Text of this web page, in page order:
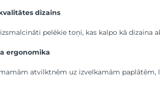
dizains
pelēkie toņi, kas kalpo kā dizaina
ergonomika
atvilktnēm uz izvelkamām